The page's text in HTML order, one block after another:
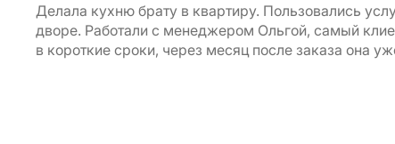
Делала кухню брату в квартиру. Пользовались
дворе. Работали с менеджером Ольгой, самый
в короткие сроки, через месяц после заказа она